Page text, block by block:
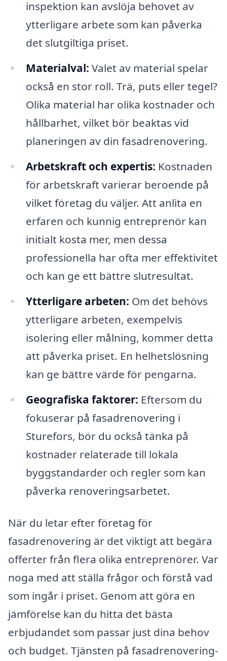
inspektion kan avslöja behovet av
ytterligare arbete som kan påverka
det slutgiltiga priset.
Materialval: Valet av material spelar
också en stor roll. Trä, puts eller tegel?
Olika material har olika kostnader och
hållbarhet, vilket bör beaktas vid
planeringen av din fasadrenovering.
Arbetskraft och expertis: Kostnaden
för arbetskraft varierar beroende på
vilket företag du väljer. Att anlita en
erfaren och kunnig entreprenör kan
initialt kosta mer, men dessa
professionella har ofta mer effektivitet
och kan ge ett bättre slutresultat.
Ytterligare arbeten: Om det behövs
ytterligare arbeten, exempelvis
isolering eller målning, kommer detta
att påverka priset. En helhetslösning
kan ge bättre värde för pengarna.
Geografiska faktorer: Eftersom du
fokuserar på fasadrenovering i
Sturefors, bör du också tänka på
kostnader relaterade till lokala
byggstandarder och regler som kan
påverka renoveringsarbetet.
När du letar efter företag för
fasadrenovering är det viktigt att begära
offerter från flera olika entreprenörer. Var
noga med att ställa frågor och förstå vad
som ingår i priset. Genom att göra en
jämförelse kan du hitta det bästa
erbjudandet som passar just dina behov
och budget. Tjänsten på fasadrenovering-